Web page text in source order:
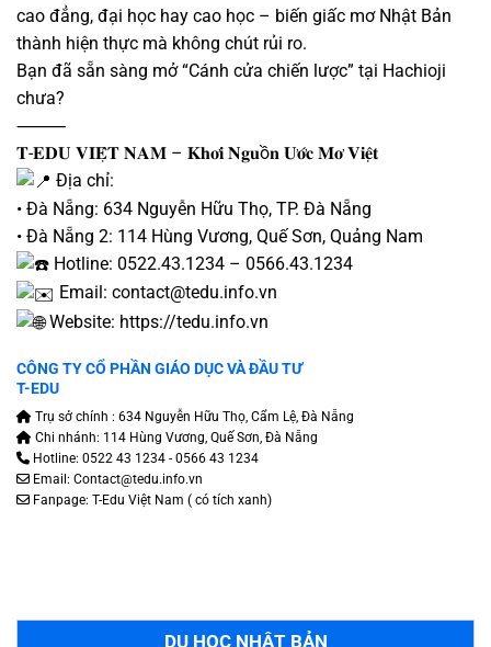
cao đẳng, đại học hay cao học – biến giấc mơ Nhật Bản
thành hiện thực mà không chút rủi ro.
Bạn đã sẵn sàng mở “Cánh cửa chiến lược” tại Hachioji
chưa?
⸻
𝐓-𝐄𝐃𝐔 𝐕𝐈𝐄̣̂𝐓 𝐍𝐀𝐌 – 𝐊𝐡𝐨̛𝐢 𝐍𝐠𝐮ồ𝐧 𝐔̛𝐨̛́𝐜 𝐌𝐨̛ 𝐕𝐢𝐞̣̂𝐭
Địa chỉ:
• Đà Nẵng: 634 Nguyễn Hữu Thọ, TP. Đà Nẵng
• Đà Nẵng 2: 114 Hùng Vương, Quế Sơn, Quảng Nam
Hotline: 0522.43.1234 – 0566.43.1234
Email: contact@tedu.info.vn
Website: https://tedu.info.vn
CÔNG TY CỔ PHẦN GIÁO DỤC VÀ ĐẦU TƯ
T-EDU
Trụ sở chính : 634 Nguyễn Hữu Thọ, Cẩm Lệ, Đà Nẵng
Chi nhánh: 114 Hùng Vương, Quế Sơn, Đà Nẵng
Hotline: 0522 43 1234 - 0566 43 1234
Email: Contact@tedu.info.vn
Fanpage: T-Edu Việt Nam ( có tích xanh)
DU HỌC NHẬT BẢN